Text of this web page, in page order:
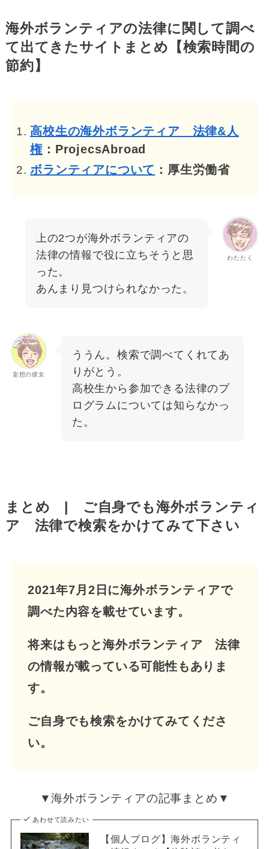
海外ボランティアの法律に関して調べ
て出てきたサイトまとめ【検索時間の
節約】
高校生の海外ボランティア 法律&人
権：ProjecsAbroad
ボランティアについて ：厚生労働省
わたたく
上の2つが海外ボランティアの
法律の情報で役に立ちそうと思
った。
あんまり見つけられなかった。
妄想の彼女
ううん。検索で調べてくれてあ
りがとう。
高校生から参加できる法律のプ
ログラムについては知らなかっ
た。
まとめ | ご自身でも海外ボランティ
ア 法律で検索をかけてみて下さい
2021年7月2日に海外ボランティアで
調べた内容を載せています。
将来はもっと海外ボランティア 法律
の情報が載っている可能性もありま
す。
ご自身でも検索をかけてみてくださ
い。
▼海外ボランティアの記事まとめ▼
あわせて読みたい
【個人ブログ】海外ボランティ